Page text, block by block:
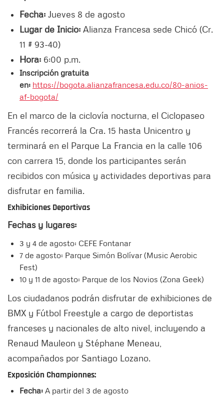
Fecha: Jueves 8 de agosto
Lugar de Inicio: Alianza Francesa sede Chicó (Cr.
11 # 93-40)
Hora: 6:00 p.m.
Inscripción gratuita
en: https://bogota.alianzafrancesa.edu.co/80-anios-
af-bogota/
En el marco de la ciclovía nocturna, el Ciclopaseo
Francés recorrerá la Cra. 15 hasta Unicentro y
terminará en el Parque La Francia en la calle 106
con carrera 15, donde los participantes serán
recibidos con música y actividades deportivas para
disfrutar en familia.
Exhibiciones Deportivas
Fechas y lugares:
3 y 4 de agosto: CEFE Fontanar
7 de agosto: Parque Simón Bolívar (Music Aerobic
Fest)
10 y 11 de agosto: Parque de los Novios (Zona Geek)
Los ciudadanos podrán disfrutar de exhibiciones de
BMX y Fútbol Freestyle a cargo de deportistas
franceses y nacionales de alto nivel, incluyendo a
Renaud Mauleon y Stéphane Meneau,
acompañados por Santiago Lozano.
Exposición Championnes:
Fecha: A partir del 3 de agosto